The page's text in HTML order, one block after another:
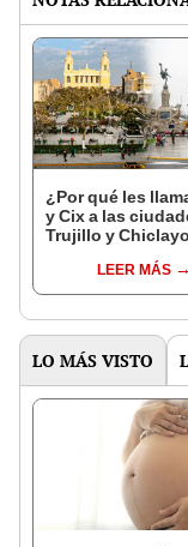
¿Por qué les
y Cix a las
Trujillo y
LEER MÁS
LO MÁS VISTO